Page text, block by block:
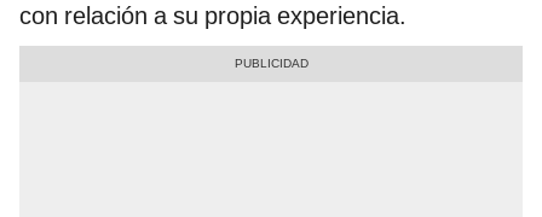
con relación a su propia experiencia.